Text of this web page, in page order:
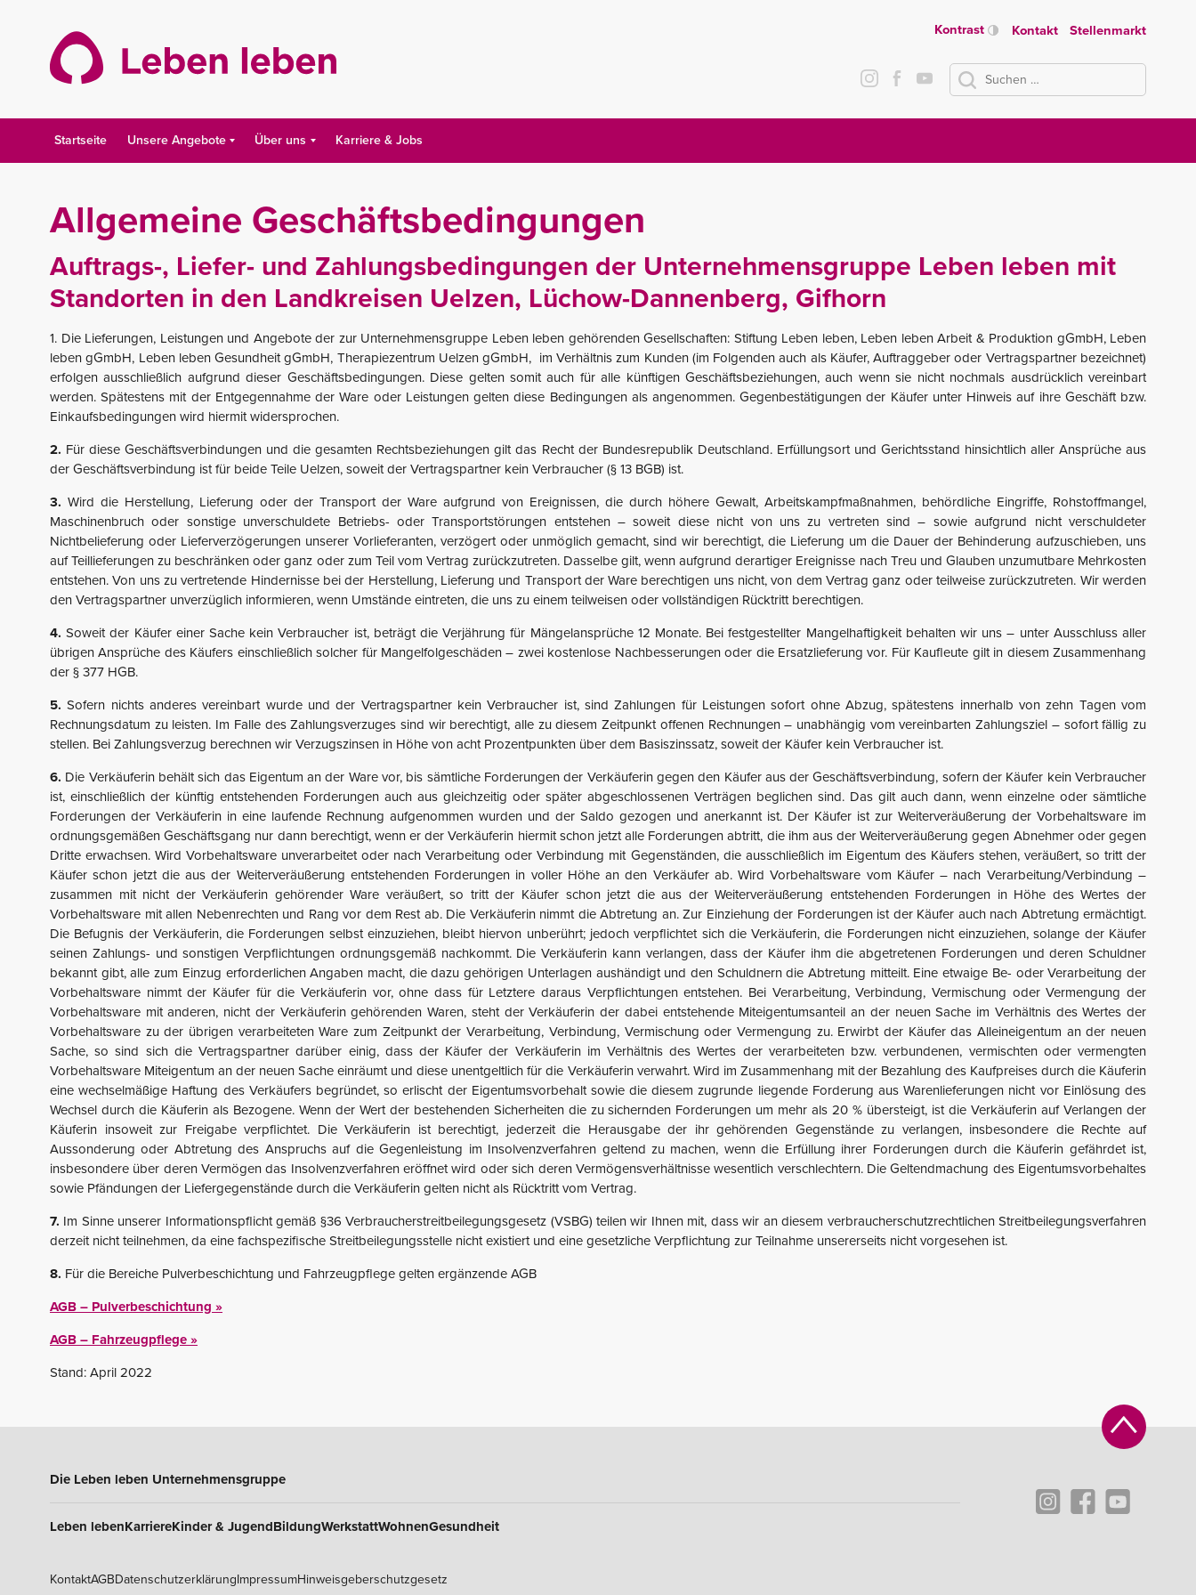
Kontrast Kontakt Stellenmarkt
Suchen
nach:
Startseite Unsere Angebote Über uns Karriere & Jobs
Allgemeine Geschäftsbedingungen
Auftrags-, Liefer- und Zahlungsbedingungen der Unternehmensgruppe Leben leben mit
Standorten in den Landkreisen Uelzen, Lüchow-Dannenberg, Gifhorn
1. Die Lieferungen, Leistungen und Angebote der zur Unternehmensgruppe Leben leben gehörenden Gesellschaften: Stiftung Leben leben, Leben leben Arbeit & Produktion gGmbH, Leben
leben gGmbH, Leben leben Gesundheit gGmbH, Therapiezentrum Uelzen gGmbH, im Verhältnis zum Kunden (im Folgenden auch als Käufer, Auftraggeber oder Vertragspartner bezeichnet)
erfolgen ausschließlich aufgrund dieser Geschäftsbedingungen. Diese gelten somit auch für alle künftigen Geschäftsbeziehungen, auch wenn sie nicht nochmals ausdrücklich vereinbart
werden. Spätestens mit der Entgegennahme der Ware oder Leistungen gelten diese Bedingungen als angenommen. Gegenbestätigungen der Käufer unter Hinweis auf ihre Geschäft bzw.
Einkaufsbedingungen wird hiermit widersprochen.
2. Für diese Geschäftsverbindungen und die gesamten Rechtsbeziehungen gilt das Recht der Bundesrepublik Deutschland. Erfüllungsort und Gerichtsstand hinsichtlich aller Ansprüche aus
der Geschäftsverbindung ist für beide Teile Uelzen, soweit der Vertragspartner kein Verbraucher (§ 13 BGB) ist.
3. Wird die Herstellung, Lieferung oder der Transport der Ware aufgrund von Ereignissen, die durch höhere Gewalt, Arbeitskampfmaßnahmen, behördliche Eingriffe, Rohstoffmangel,
Maschinenbruch oder sonstige unverschuldete Betriebs- oder Transportstörungen entstehen – soweit diese nicht von uns zu vertreten sind – sowie aufgrund nicht verschuldeter
Nichtbelieferung oder Lieferverzögerungen unserer Vorlieferanten, verzögert oder unmöglich gemacht, sind wir berechtigt, die Lieferung um die Dauer der Behinderung aufzuschieben, uns
auf Teillieferungen zu beschränken oder ganz oder zum Teil vom Vertrag zurückzutreten. Dasselbe gilt, wenn aufgrund derartiger Ereignisse nach Treu und Glauben unzumutbare Mehrkosten
entstehen. Von uns zu vertretende Hindernisse bei der Herstellung, Lieferung und Transport der Ware berechtigen uns nicht, von dem Vertrag ganz oder teilweise zurückzutreten. Wir werden
den Vertragspartner unverzüglich informieren, wenn Umstände eintreten, die uns zu einem teilweisen oder vollständigen Rücktritt berechtigen.
4.Soweit der Käufer einer Sache kein Verbraucher ist, beträgt die Verjährung für Mängelansprüche 12 Monate. Bei festgestellter Mangelhaftigkeit behalten wir uns – unter Ausschluss aller
übrigen Ansprüche des Käufers einschließlich solcher für Mangelfolgeschäden – zwei kostenlose Nachbesserungen oder die Ersatzlieferung vor. Für Kaufleute gilt in diesem Zusammenhang
der § 377 HGB.
5.Sofern nichts anderes vereinbart wurde und der Vertragspartner kein Verbraucher ist, sind Zahlungen für Leistungen sofort ohne Abzug, spätestens innerhalb von zehn Tagen vom
Rechnungsdatum zu leisten. Im Falle des Zahlungsverzuges sind wir berechtigt, alle zu diesem Zeitpunkt offenen Rechnungen – unabhängig vom vereinbarten Zahlungsziel – sofort fällig zu
stellen. Bei Zahlungsverzug berechnen wir Verzugszinsen in Höhe von acht Prozentpunkten über dem Basiszinssatz, soweit der Käufer kein Verbraucher ist.
6. Die Verkäuferin behält sich das Eigentum an der Ware vor, bis sämtliche Forderungen der Verkäuferin gegen den Käufer aus der Geschäftsverbindung, sofern der Käufer kein Verbraucher
ist, einschließlich der künftig entstehenden Forderungen auch aus gleichzeitig oder später abgeschlossenen Verträgen beglichen sind. Das gilt auch dann, wenn einzelne oder sämtliche
Forderungen der Verkäuferin in eine laufende Rechnung aufgenommen wurden und der Saldo gezogen und anerkannt ist. Der Käufer ist zur Weiterveräußerung der Vorbehaltsware im
ordnungsgemäßen Geschäftsgang nur dann berechtigt, wenn er der Verkäuferin hiermit schon jetzt alle Forderungen abtritt, die ihm aus der Weiterveräußerung gegen Abnehmer oder gegen
Dritte erwachsen. Wird Vorbehaltsware unverarbeitet oder nach Verarbeitung oder Verbindung mit Gegenständen, die ausschließlich im Eigentum des Käufers stehen, veräußert, so tritt der
Käufer schon jetzt die aus der Weiterveräußerung entstehenden Forderungen in voller Höhe an den Verkäufer ab. Wird Vorbehaltsware vom Käufer – nach Verarbeitung/Verbindung –
zusammen mit nicht der Verkäuferin gehörender Ware veräußert, so tritt der Käufer schon jetzt die aus der Weiterveräußerung entstehenden Forderungen in Höhe des Wertes der
Vorbehaltsware mit allen Nebenrechten und Rang vor dem Rest ab. Die Verkäuferin nimmt die Abtretung an. Zur Einziehung der Forderungen ist der Käufer auch nach Abtretung ermächtigt.
Die Befugnis der Verkäuferin, die Forderungen selbst einzuziehen, bleibt hiervon unberührt; jedoch verpflichtet sich die Verkäuferin, die Forderungen nicht einzuziehen, solange der Käufer
seinen Zahlungs- und sonstigen Verpflichtungen ordnungsgemäß nachkommt. Die Verkäuferin kann verlangen, dass der Käufer ihm die abgetretenen Forderungen und deren Schuldner
bekannt gibt, alle zum Einzug erforderlichen Angaben macht, die dazu gehörigen Unterlagen aushändigt und den Schuldnern die Abtretung mitteilt. Eine etwaige Be- oder Verarbeitung der
Vorbehaltsware nimmt der Käufer für die Verkäuferin vor, ohne dass für Letztere daraus Verpflichtungen entstehen. Bei Verarbeitung, Verbindung, Vermischung oder Vermengung der
Vorbehaltsware mit anderen, nicht der Verkäuferin gehörenden Waren, steht der Verkäuferin der dabei entstehende Miteigentumsanteil an der neuen Sache im Verhältnis des Wertes der
Vorbehaltsware zu der übrigen verarbeiteten Ware zum Zeitpunkt der Verarbeitung, Verbindung, Vermischung oder Vermengung zu. Erwirbt der Käufer das Alleineigentum an der neuen
Sache, so sind sich die Vertragspartner darüber einig, dass der Käufer der Verkäuferin im Verhältnis des Wertes der verarbeiteten bzw. verbundenen, vermischten oder vermengten
Vorbehaltsware Miteigentum an der neuen Sache einräumt und diese unentgeltlich für die Verkäuferin verwahrt. Wird im Zusammenhang mit der Bezahlung des Kaufpreises durch die Käuferin
eine wechselmäßige Haftung des Verkäufers begründet, so erlischt der Eigentumsvorbehalt sowie die diesem zugrunde liegende Forderung aus Warenlieferungen nicht vor Einlösung des
Wechsel durch die Käuferin als Bezogene. Wenn der Wert der bestehenden Sicherheiten die zu sichernden Forderungen um mehr als 20 % übersteigt, ist die Verkäuferin auf Verlangen der
Käuferin insoweit zur Freigabe verpflichtet. Die Verkäuferin ist berechtigt, jederzeit die Herausgabe der ihr gehörenden Gegenstände zu verlangen, insbesondere die Rechte auf
Aussonderung oder Abtretung des Anspruchs auf die Gegenleistung im Insolvenzverfahren geltend zu machen, wenn die Erfüllung ihrer Forderungen durch die Käuferin gefährdet ist,
insbesondere über deren Vermögen das Insolvenzverfahren eröffnet wird oder sich deren Vermögensverhältnisse wesentlich verschlechtern. Die Geltendmachung des Eigentumsvorbehaltes
sowie Pfändungen der Liefergegenstände durch die Verkäuferin gelten nicht als Rücktritt vom Vertrag.
7. Im Sinne unserer Informationspflicht gemäß §36 Verbraucherstreitbeilegungsgesetz (VSBG) teilen wir Ihnen mit, dass wir an diesem verbraucherschutzrechtlichen Streitbeilegungsverfahren
derzeit nicht teilnehmen, da eine fachspezifische Streitbeilegungsstelle nicht existiert und eine gesetzliche Verpflichtung zur Teilnahme unsererseits nicht vorgesehen ist.
8. Für die Bereiche Pulverbeschichtung und Fahrzeugpflege gelten ergänzende AGB
AGB – Pulverbeschichtung »
AGB – Fahrzeugpflege »
Stand: April 2022
Die Leben leben Unternehmensgruppe
Leben lebenKarriereKinder & JugendBildungWerkstattWohnenGesundheit
KontaktAGBDatenschutzerklärungImpressumHinweisgeberschutzgesetz